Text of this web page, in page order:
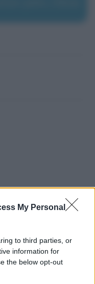
My Personal
to third parties, or
information for
the below opt-out
via e-mail